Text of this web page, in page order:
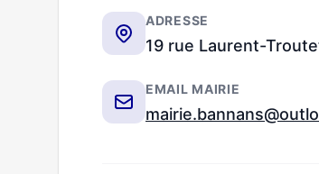
ADRESSE
19 rue Laurent-
EMAIL MAIRIE